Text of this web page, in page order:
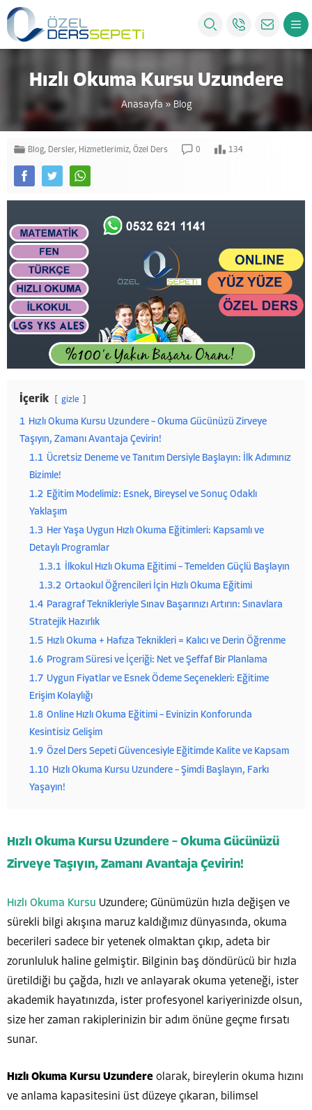
Hızlı Okuma Kursu Uzundere
Anasayfa » Blog
Blog, Dersler, Hizmetlerimiz, Özel Ders 0 134
İçerik gizle
1 Hızlı Okuma Kursu Uzundere – Okuma Gücünüzü Zirveye
Taşıyın, Zamanı Avantaja Çevirin!
1.1 Ücretsiz Deneme ve Tanıtım Dersiyle Başlayın: İlk Adımınız
Bizimle!
1.2 Eğitim Modelimiz: Esnek, Bireysel ve Sonuç Odaklı
Yaklaşım
1.3 Her Yaşa Uygun Hızlı Okuma Eğitimleri: Kapsamlı ve
Detaylı Programlar
1.3.1
İlkokul Hızlı Okuma Eğitimi – Temelden Güçlü Başlayın
1.3.2 Ortaokul Öğrencileri İçin Hızlı Okuma Eğitimi
1.4 Paragraf Teknikleriyle Sınav Başarınızı Artırın: Sınavlara
Stratejik Hazırlık
1.5 Hızlı Okuma + Hafıza Teknikleri = Kalıcı ve Derin Öğrenme
1.6 Program Süresi ve İçeriği: Net ve Şeffaf Bir Planlama
1.7 Uygun Fiyatlar ve Esnek Ödeme Seçenekleri: Eğitime
Erişim Kolaylığı
1.8 Online Hızlı Okuma Eğitimi – Evinizin Konforunda
Kesintisiz Gelişim
1.9 Özel Ders Sepeti Güvencesiyle Eğitimde Kalite ve Kapsam
1.10 Hızlı Okuma Kursu Uzundere – Şimdi Başlayın, Farkı
Yaşayın!
Hızlı Okuma Kursu Uzundere – Okuma Gücünüzü
Zirveye Taşıyın, Zamanı Avantaja Çevirin!
Hızlı Okuma Kursu Uzundere; Günümüzün hızla değişen ve
sürekli bilgi akışına maruz kaldığımız dünyasında, okuma
becerileri sadece bir yetenek olmaktan çıkıp, adeta bir
zorunluluk haline gelmiştir. Bilginin baş döndürücü bir hızla
üretildiği bu çağda, hızlı ve anlayarak okuma yeteneği, ister
akademik hayatınızda, ister profesyonel kariyerinizde olsun,
size her zaman rakiplerinizin bir adım önüne geçme fırsatı
sunar.
Hızlı Okuma Kursu Uzundere olarak, bireylerin okuma hızını
ve anlama kapasitesini üst düzeye çıkaran, bilimsel